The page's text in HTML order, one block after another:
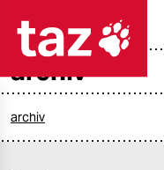
archiv
archiv